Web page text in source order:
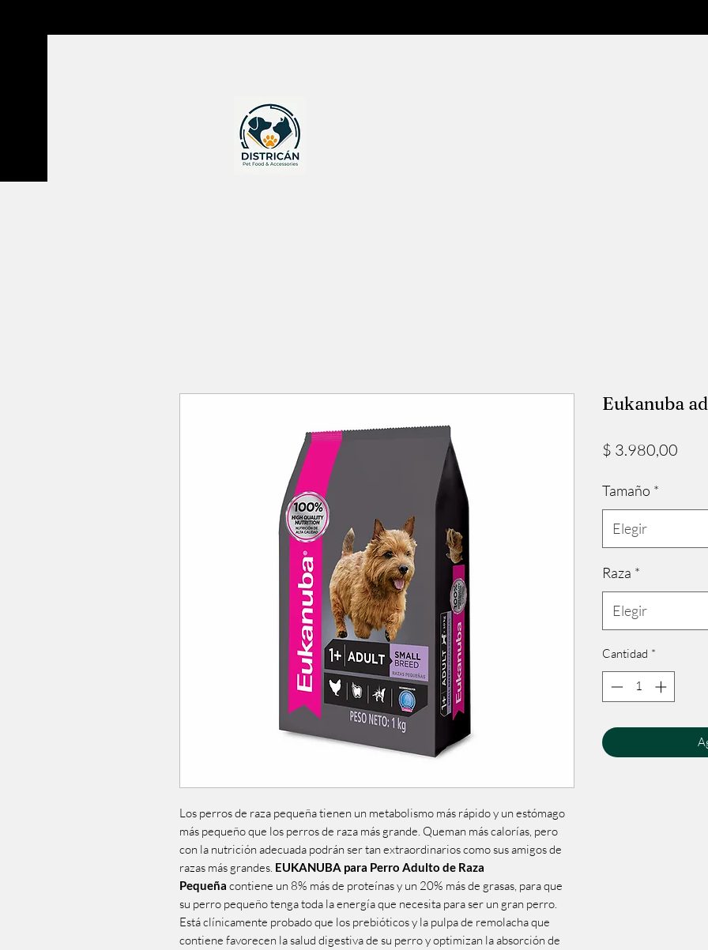
Los perros de raza pequeña tienen un metabolismo más rápido y un estómago
más pequeño que los perros de raza más grande. Queman más calorías, pero
con la nutrición adecuada podrán ser tan extraordinarios como sus amigos de
razas más grandes. EUKANUBA para Perro Adulto de Raza
Pequeña contiene un 8% más de proteínas y un 20% más de grasas, para que
su perro pequeño tenga toda la energía que necesita para ser un gran perro.
Está clínicamente probado que los prebióticos y la pulpa de remolacha que
contiene favorecen la salud digestiva de su perro y optimizan la absorción de
Eukanuba
$ 3.980,00
Tamaño *
Elegir
Raza *
Elegir
Cantidad *